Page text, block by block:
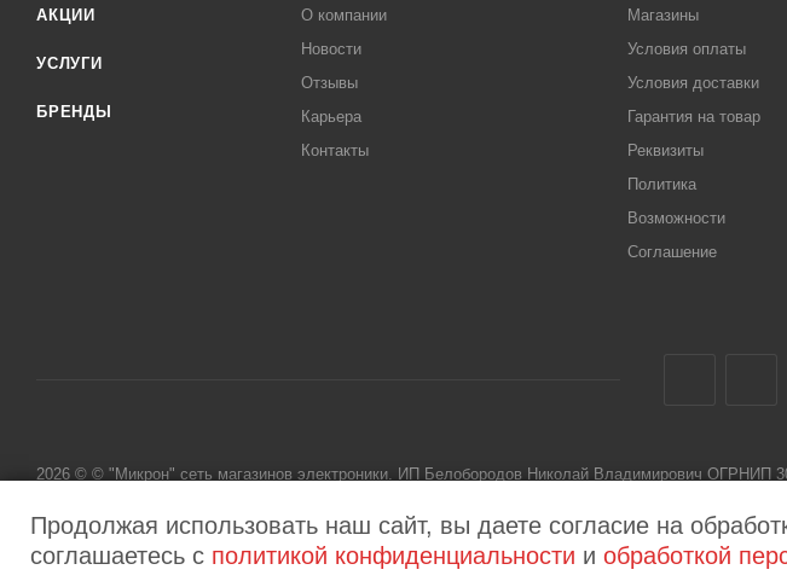
АКЦИИ
УСЛУГИ
БРЕНДЫ
О компании
Новости
Отзывы
Карьера
Контакты
Магазины
Условия оплаты
Условия доставки
Гарантия на товар
Реквизиты
Политика
Возможности
Соглашение
2026 © © "Микрон" сеть магазинов электроники. ИП Белобородов Николай Владимирович ОГРНИП
Продолжая использовать наш сайт, вы даете согласие на
соглашаетесь с политикой конфиденциальности и обработкой